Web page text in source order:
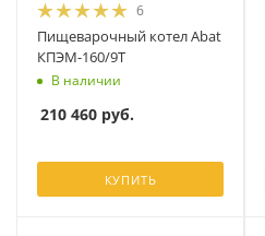
6
Пищеварочный котел Abat
КПЭМ-160/9Т
В наличии
210 460 руб.
КУПИТЬ